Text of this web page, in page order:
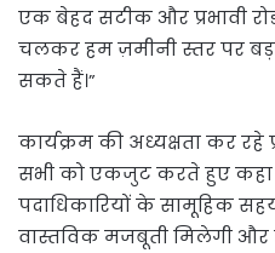
एक बेहद सटीक और प्रभावी
चलकर हम ज़मीनी स्तर पर
सकते हैं।”
कार्यक्रम की अध्यक्षता कर
सभी को एकजुट करते हुए कहा
पदाधिकारियों के सामूहिक
वास्तविक मजबूती मिलेगी